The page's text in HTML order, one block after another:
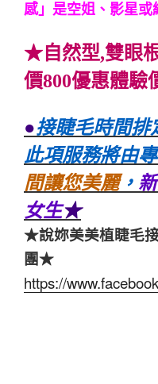
感」是空姐、影星或
★自然型,雙眼
價800優惠體驗
●接睫毛時間排
此項服務將由
間讓您美麗，
女生★
★說妳美美植睫毛
團★
https://